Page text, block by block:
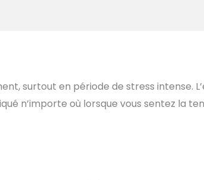
surtout en période de stress intense.
n’importe où lorsque vous sentez la